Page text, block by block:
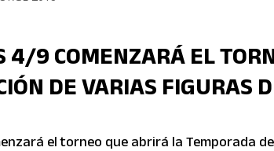
4/9 COMENZARÁ EL
DE VARIAS FIGURAS
el torneo que abrirá la Temporada